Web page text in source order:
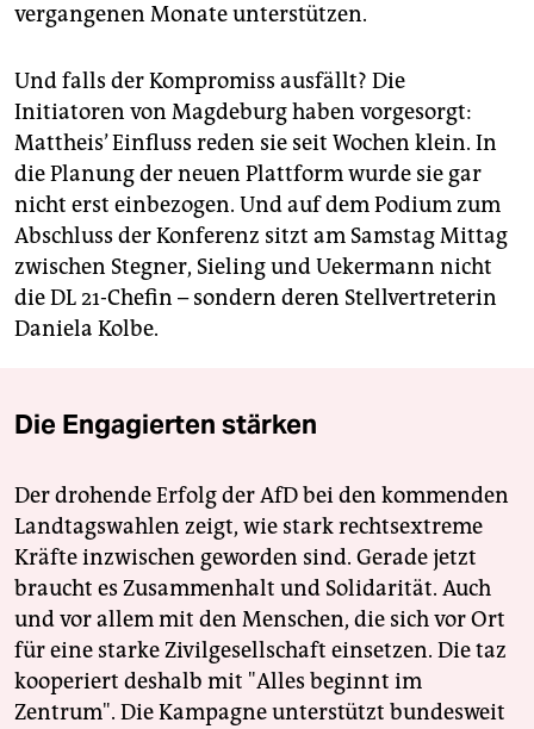
vergangenen Monate unterstützen.
Und falls der Kompromiss ausfällt? Die
Initiatoren von Magdeburg haben vorgesorgt:
Mattheis’ Einfluss reden sie seit Wochen klein. In
die Planung der neuen Plattform wurde sie gar
nicht erst einbezogen. Und auf dem Podium zum
Abschluss der Konferenz sitzt am Samstag Mittag
zwischen Stegner, Sieling und Uekermann nicht
die DL 21-Chefin – sondern deren Stellvertreterin
Daniela Kolbe.
Die Engagierten stärken
Der drohende Erfolg der AfD bei den kommenden
Landtagswahlen zeigt, wie stark rechtsextreme
Kräfte inzwischen geworden sind. Gerade jetzt
braucht es Zusammenhalt und Solidarität. Auch
und vor allem mit den Menschen, die sich vor Ort
für eine starke Zivilgesellschaft einsetzen. Die taz
kooperiert deshalb mit "Alles beginnt im
Zentrum". Die Kampagne unterstützt bundesweit